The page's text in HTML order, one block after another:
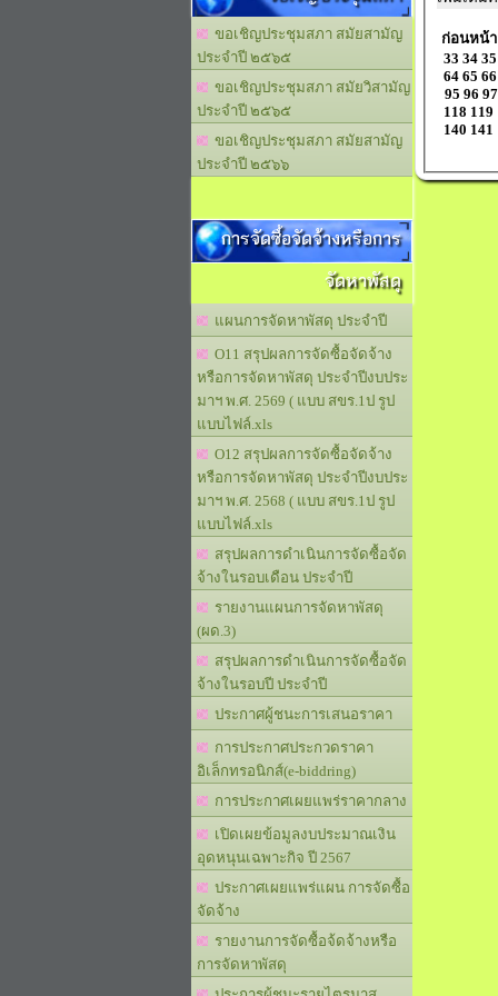
ขอเชิญประชุมสภา สมัยสามัญ
ประจำปี ๒๕๖๕
ขอเชิญประชุมสภา สมัยวิสามัญ
ประจำปี ๒๕๖๕
ขอเชิญประชุมสภา สมัยสามัญ
ประจำปี ๒๕๖๖
การจัดซื้อจัดจ้างหรือการ
จัดหาพัสดุ
แผนการจัดหาพัสดุ ประจำปี
O11 สรุปผลการจัดซื้อจัดจ้าง
หรือการจัดหาพัสดุ ประจำปีงบประ
มาฯ พ.ศ. 2569 ( แบบ สขร.1ป รูป
แบบไฟล์.xls
O12 สรุปผลการจัดซื้อจัดจ้าง
หรือการจัดหาพัสดุ ประจำปีงบประ
มาฯ พ.ศ. 2568 ( แบบ สขร.1ป รูป
แบบไฟล์.xls
สรุปผลการดำเนินการจัดซื้อจัด
จ้างในรอบเดือน ประจำปี
รายงานแผนการจัดหาพัสดุ
(ผด.3)
สรุปผลการดำเนินการจัดซื้อจัด
จ้างในรอบปี ประจำปี
ประกาศผู้ชนะการเสนอราคา
การประกาศประกวดราคา
อิเล็กทรอนิกส์(e-biddring)
การประกาศเผยแพร่ราคากลาง
เปิดเผยข้อมูลงบประมาณเงิน
อุดหนุนเฉพาะกิจ ปี 2567
ประกาศเผยแพร่แผน การจัดซื้อ
จัดจ้าง
รายงานการจัดซื้อจ้ดจ้างหรือ
การจัดหาพัสดุ
ก่อนหน้า
33 34 35
64 65 66
95 96 97
118 119
140 141